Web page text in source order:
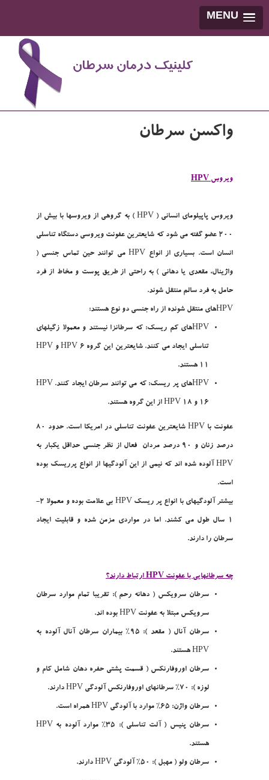
MENU
واکسن سرطان
ويروس HPV
ويروس پاپيلوماي انساني ( HPV ) به گروهي از ويروسها با بيش از
200 عضو گفته مي شود که شايعترين عفونت ويروسي دستگاه تناسلي
انسان است. بسياري از انواع HPV مي توانند حين تماس جنسي (
واژينال، مقعدي يا دهاني ) به راحتي از طريق پوست و مخاط از فرد
حامل به فرد سالم منتقل شوند.
HPVهاي منتقل شونده از راه جنسي دو نوع هستند:
HPVهاي کم ريسک: که سرطانزا نيستند و معمولا زگيلهاي
تناسلي ايجاد مي کنند. شايعترين اين گروه HPV 6 و HPV
11 هستند.
HPVهاي پر ريسک: که مي توانند سرطان ايجاد کنند. HPV
16 و HPV 18 از اين گروه هستند.
عفونت با HPV شايعترين عفونت تناسلي در امريکا است. حدود 80
درصد زنان و 90 درصد مردان فعال از نظر جنسي حداقل يکبار به
HPV آلوده شده اند که نيمي از اين آلودگيها از انواع پرريسک بوده
است.
بيشتر آلودگيهاي با انواع پر ريسک HPV بي علامت بوده و معمولا 2-
1 سال طول مي کشند. اما در مواردي مزمن شده و قابليت ايجاد
سرطان را دارند.
چه سرطانهايي با عفونت HPV ارتباط دارند؟
سرطان سرويکس ( دهانه رحم ): تقريبا تمام موارد سرطان
سرويکس مبتلا به عفونت HPV بوده اند.
سرطان آنال ( مقعد ): 95% بيماران سرطان آنال آلوده به
HPV هستند.
سرطان اوروفارنکس ( قسمت پشتي حفره دهان شامل کام و
لوزه ): 70% سرطانهاي اوروفارنکس آلودگي HPV دارند.
سرطان واژن: 65% موارد با آلودگي HPV همراه است.
سرطان پنيس ( آلت تناسلي ) : 35% موارد آلوده به HPV
هستند.
سرطان ولو ( مهبل ): 50% آلودگي HPV دارند.